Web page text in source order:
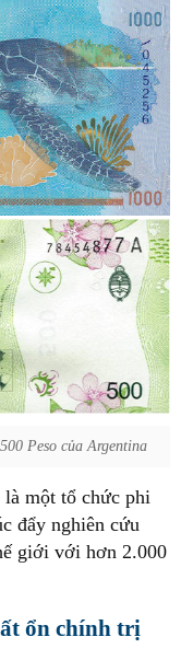
Peso của Argentina
một tổ chức phi
đẩy nghiên cứu
giới với hơn 2.000
ổn chính trị